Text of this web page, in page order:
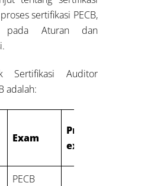
sertifikasi PECB,
pada Aturan dan
Sertifikasi Auditor
adalah:
Exam
Professional
experience
PECB